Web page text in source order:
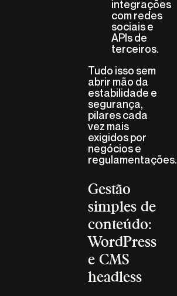
integrações
com redes
sociais e
APIs de
terceiros.
Tudo isso sem
abrir mão da
estabilidade e
segurança,
pilares cada
vez mais
exigidos por
negócios e
regulamentações.
Gestão
simples de
conteúdo:
WordPress
e CMS
headless